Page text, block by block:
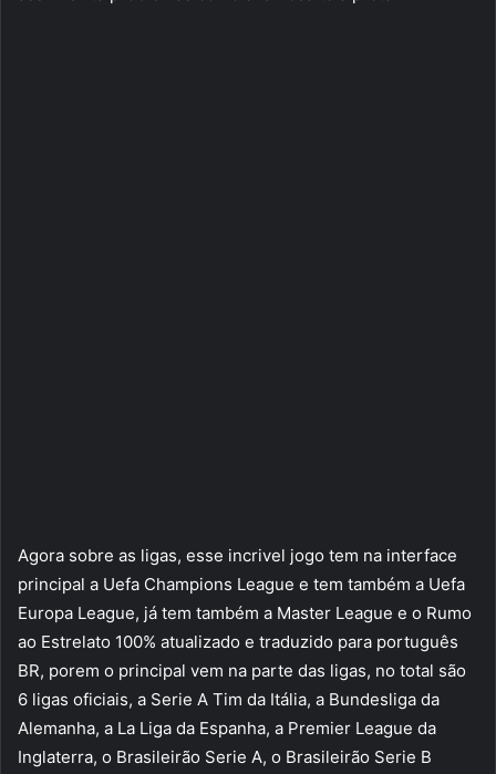
Agora sobre as ligas, esse incrivel jogo tem na interface
principal a Uefa Champions League e tem também a Uefa
Europa League, já tem também a Master League e o Rumo
ao Estrelato 100% atualizado e traduzido para português
BR, porem o principal vem na parte das ligas, no total são
6 ligas oficiais, a Serie A Tim da Itália, a Bundesliga da
Alemanha, a La Liga da Espanha, a Premier League da
Inglaterra, o Brasileirão Serie A, o Brasileirão Serie B